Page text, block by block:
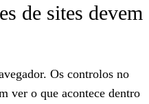
de sites devem
Os controlos no
ver o que acontece dentro